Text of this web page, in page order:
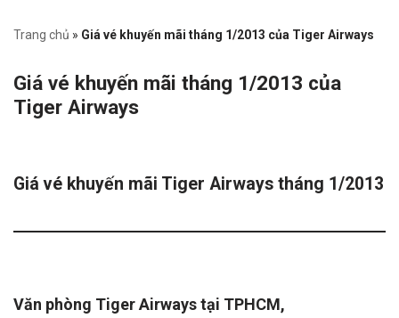
Trang chủ » Giá vé khuyến mãi tháng 1/2013 của Tiger Airways
Giá vé khuyến mãi tháng 1/2013 của
Tiger Airways
Giá vé khuyến mãi Tiger Airways tháng 1/2013
Văn phòng Tiger Airways tại TPHCM,